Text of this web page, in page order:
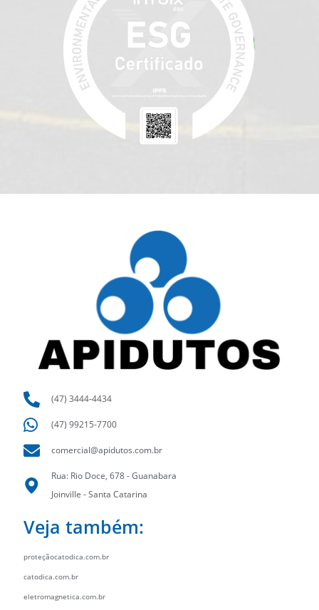
(47) 3444-4434
(47) 99215-7700
comercial@apidutos.com.br
Rua: Rio Doce, 678 - Guanabara
Joinville - Santa Catarina
Veja também:
proteçãocatodica.com.br
catodica.com.br
eletromagnetica.com.br